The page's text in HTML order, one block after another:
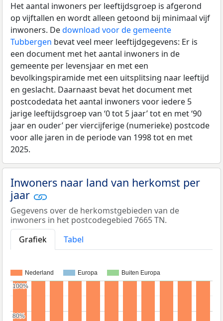
Het aantal inwoners per leeftijdsgroep is afgerond
op vijftallen en wordt alleen getoond bij minimaal vijf
inwoners. Dedownload voor de gemeente
Tubbergen bevat veel meer leeftijdgegevens: Er is
een document met het aantal inwoners in de
gemeente per levensjaar en met een
bevolkingspiramide met een uitsplitsing naar leeftijd
en geslacht. Daarnaast bevat het document met
postcodedata het aantal inwoners voor iedere 5
jarige leeftijdsgroep van ‘0 tot 5 jaar’ tot en met ‘90
jaar en ouder’ per viercijferige (numerieke) postcode
voor alle jaren in de periode van 1998 tot en met
2025.
Inwoners naar land van herkomst per
jaar
Gegevens over de herkomstgebieden van de
inwoners in het postcodegebied 7665 TN.
Grafiek
Tabel
Nederland Europa Buiten Europa
80%
80%
100%
100%